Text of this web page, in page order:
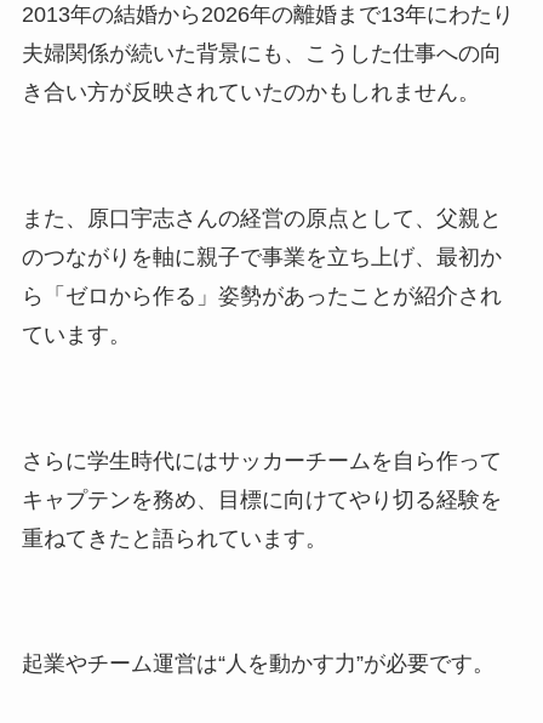
2013年の結婚から2026年の離婚まで13年にわたり
夫婦関係が続いた背景にも、こうした仕事への向
き合い方が反映されていたのかもしれません。
また、原口宇志さんの経営の原点として、父親と
のつながりを軸に親子で事業を立ち上げ、最初か
ら「ゼロから作る」姿勢があったことが紹介され
ています。
さらに学生時代にはサッカーチームを自ら作って
キャプテンを務め、目標に向けてやり切る経験を
重ねてきたと語られています。
起業やチーム運営は“人を動かす力”が必要です。